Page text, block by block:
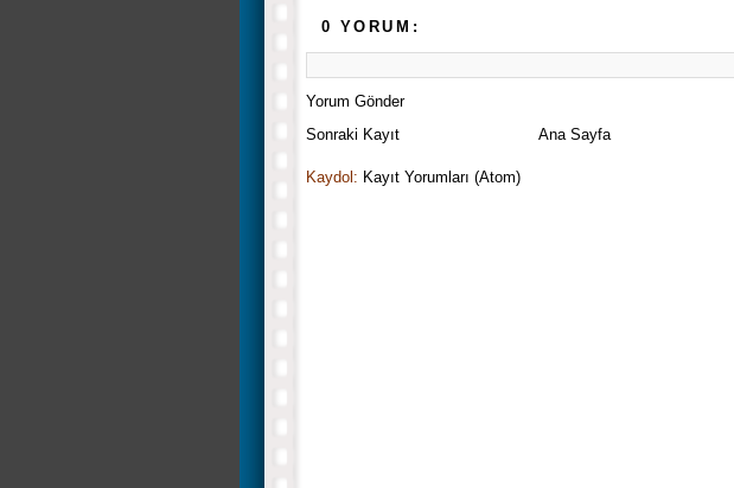
0 YORUM:
Yorum Gönder
Sonraki Kayıt
Ana Sayfa
Kaydol: Kayıt Yorumları (Atom)